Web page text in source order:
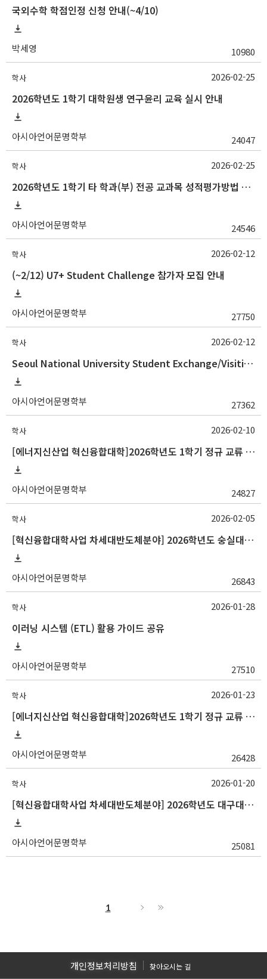
국외수학 학점인정 신청 안내(~4/10)
박세영 10980
학사
2026학년도 1학기 대학원생 연구윤리 교육 실시 안내
아시아언어문명학부 24047
2026-02-25
학사
2026학년도 1학기 타 학과(부) 전공 교과목 성적평가방법 선택제 신청 안내
아시아언어문명학부 24546
2026-02-25
학사
(~2/12) U7+ Student Challenge 참가자 모집 안내
아시아언어문명학부 27750
2026-02-12
학사
Seoul National University Student Exchange/Visiting Program Guideline (Fall 2026 Admission) / 2026학년도 2학기 국제교환방문학생 프로그램 선발 절차 안
아시아언어문명학부 27362
2026-02-12
학사
[에너지신산업 혁신융합대학]2026학년도 1학기 정규 교류 수학 안내(경남정보대)
아시아언어문명학부 24827
2026-02-10
학사
[혁신융합대학사업 차세대반도체분야] 2026학년도 숭실대학교 1학기 교류 수학 안내
아시아언어문명학부 26843
2026-02-05
학사
이러닝 시스템 (ETL) 활용 가이드 공유
아시아언어문명학부 27510
2026-01-28
학사
[에너지신산업 혁신융합대학]2026학년도 1학기 정규 교류 수학 안내(전북대, 한양대)
아시아언어문명학부 26428
2026-01-23
학사
[혁신융합대학사업 차세대반도체분야] 2026학년도 대구대학교 1학기 교류 수학 안내
아시아언어문명학부 25081
2026-01-20
1
개인정보처리방침 찾아오시는 길